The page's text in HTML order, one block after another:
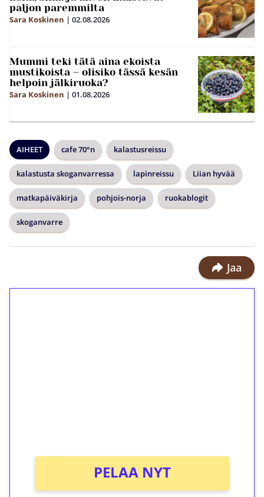
paljon paremmilta
Sara Koskinen | 02.08.2026
Mummi teki tätä aina ekoista
mustikoista – olisiko tässä kesän
helpoin jälkiruoka?
Sara Koskinen | 01.08.2026
AIHEET cafe 70°n kalastusreissu
kalastusta skoganvarressa lapinreissu Liian hyvää
matkapäiväkirja pohjois-norja ruokablogit
skoganvarre
Jaa
PELAA NYT